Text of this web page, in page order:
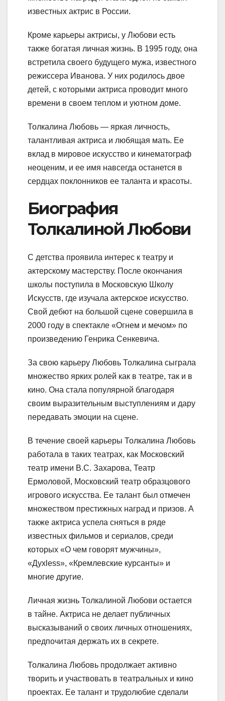
известных актрис в России.
Кроме карьеры актрисы, у Любови есть
также богатая личная жизнь. В 1995 году, она
встретила своего будущего мужа, известного
режиссера Иванова. У них родилось двое
детей, с которыми актриса проводит много
времени в своем теплом и уютном доме.
Толкалина Любовь — яркая личность,
талантливая актриса и любящая мать. Ее
вклад в мировое искусство и кинематограф
неоценим, и ее имя навсегда останется в
сердцах поклонников ее таланта и красоты.
Биография
Толкалиной Любови
С детства проявила интерес к театру и
актерскому мастерству. После окончания
школы поступила в Московскую Школу
Искусств, где изучала актерское искусство.
Свой дебют на большой сцене совершила в
2000 году в спектакле «Огнем и мечом» по
произведению Генрика Сенкевича.
За свою карьеру Любовь Толкалина сыграла
множество ярких ролей как в театре, так и в
кино. Она стала популярной благодаря
своим выразительным выступлениям и дару
передавать эмоции на сцене.
В течение своей карьеры Толкалина Любовь
работала в таких театрах, как Московский
театр имени В.С. Захарова, Театр
Ермоловой, Московский театр образцового
игрового искусства. Ее талант был отмечен
множеством престижных наград и призов. А
также актриса успела сняться в ряде
известных фильмов и сериалов, среди
которых «О чем говорят мужчины»,
«Духless», «Кремлевские курсанты» и
многие другие.
Личная жизнь Толкалиной Любови остается
в тайне. Актриса не делает публичных
высказываний о своих личных отношениях,
предпочитая держать их в секрете.
Толкалина Любовь продолжает активно
творить и участвовать в театральных и кино
проектах. Ее талант и трудолюбие сделали